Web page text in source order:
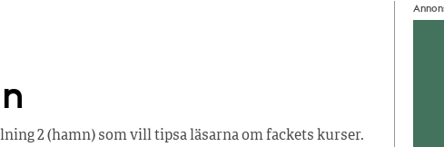
2 (hamn) som vill tipsa läsarna om fackets kurser.